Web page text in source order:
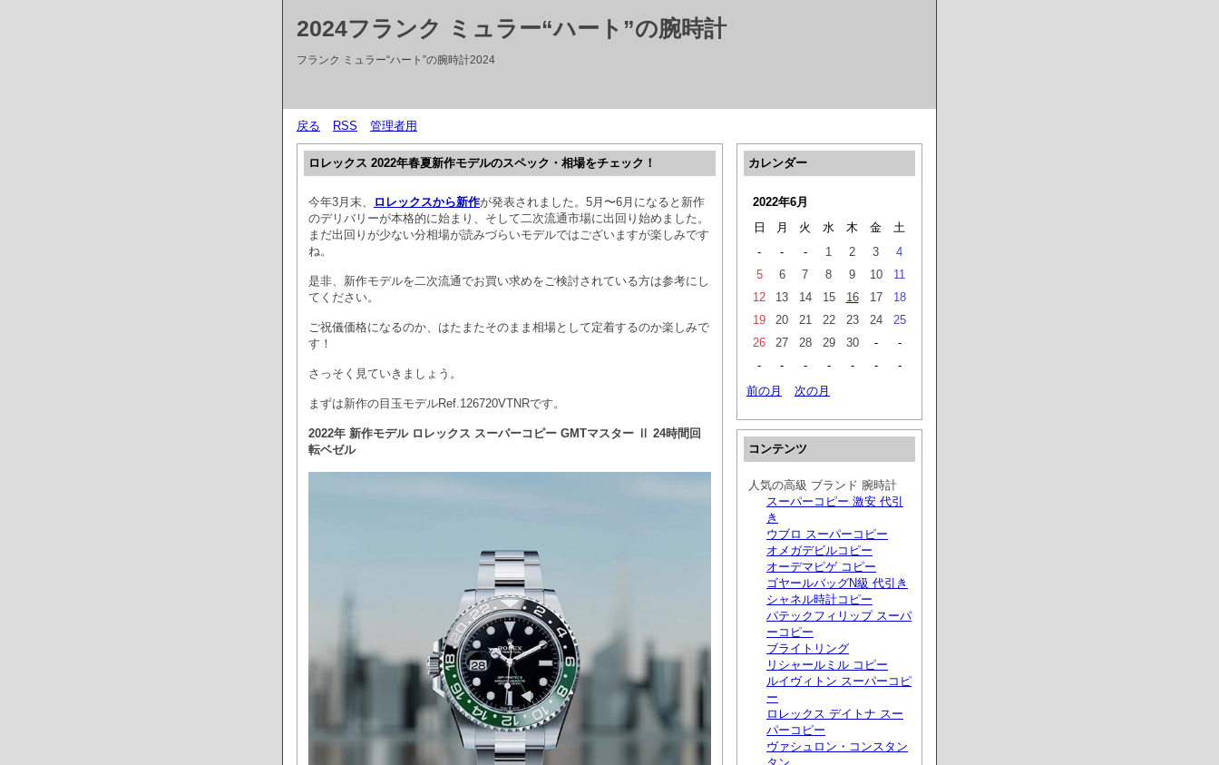
2024フランク ミュラー“ハート”の腕時計
フランク ミュラー“ハート”の腕時計2024
戻る RSS 管理者用
ロレックス 2022年春夏新作モデルのスペック・相場をチェック！
今年3月末、 ロレックスから新作が発表されました。5月〜6月になると新作
のデリバリーが本格的に始まり、そして二次流通市場に出回り始めました。
まだ出回りが少ない分相場が読みづらいモデルではございますが楽しみです
ね。
是非、新作モデルを二次流通でお買い求めをご検討されている方は参考にし
てください。
ご祝儀価格になるのか、はたまたそのまま相場として定着するのか楽しみで
す！
さっそく見ていきましょう。
まずは新作の目玉モデルRef.126720VTNRです。
2022年 新作モデル ロレックス スーパーコピー GMTマスター Ⅱ 24時間回
転ベゼル
カレンダー
2022年6月
日
月 火 水 木 金
土
-
- - 1 2 3
4
5
6 7 8 9 10
11
12
13 14 15 16 17
18
19
20 21 22 23 24
25
26
27 28 29 30 -
-
-
- - - - -
-
前の月
次の月
コンテンツ
人気の高級 ブランド 腕時計
スーパーコピー 激安 代引
き
ウブロ スーパーコピー
オメガデビルコピー
オーデマピゲ コピー
ゴヤールバッグN級 代引き
シャネル時計コピー
パテックフィリップ スーパ
ーコピー
ブライトリング
リシャールミル コピー
ルイヴィトン スーパーコピ
ー
ロレックス デイトナ スー
パーコピー
ヴァシュロン・コンスタン